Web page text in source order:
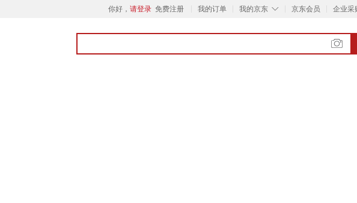
你好， 请登录 免费注册 我的订单 ◇
我的京东 京东会员 企业采